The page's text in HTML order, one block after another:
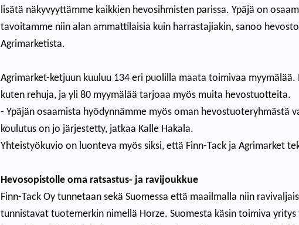
lisätä näkyvyyttämme kaikkien hevosihmisten parissa. Ypäjä on
tavoitamme niin alan ammattilaisia kuin harrastajiakin, sanoo
Agrimarketista.
Agrimarket-ketjuun kuuluu 134 eri puolilla maata toimivaa
kuten rehuja, ja yli 80 myymälää tarjoaa myös muita hevostuotteita.
- Ypäjän osaamista hyödynnämme myös oman hevostuoteryhmästä
koulutus on jo järjestetty, jatkaa Kalle Hakala.
Yhteistyökuvio on luonteva myös siksi, että Finn-Tack ja Agrimarket
Hevosopistolle oma ratsastus- ja ravijoukkue
Finn-Tack Oy tunnetaan sekä Suomessa että maailmalla niin
tunnistavat tuotemerkin nimellä Horze. Suomesta käsin toimiva